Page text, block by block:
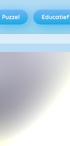
Puzzel Educatief